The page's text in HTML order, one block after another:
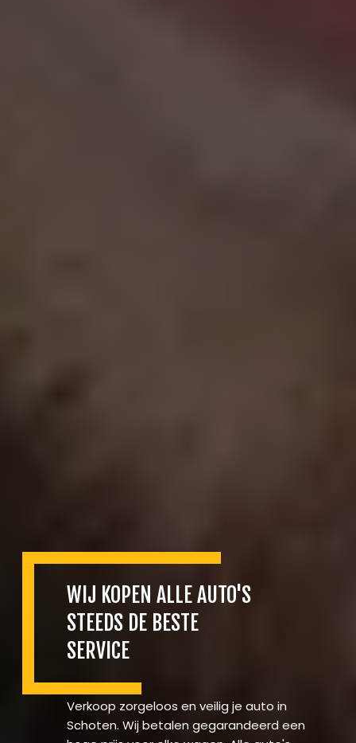
WIJ KOPEN ALLE AUTO'S
STEEDS DE BESTE
SERVICE
Verkoop zorgeloos en veilig je auto in
Schoten. Wij betalen gegarandeerd een